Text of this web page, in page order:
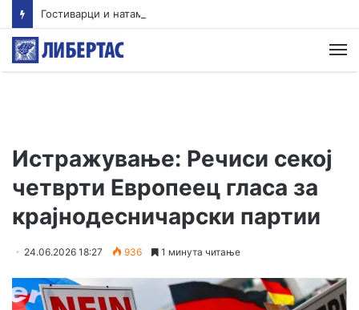
Гостиварци и натаму без пивка вода
Истражување: Речиси секој
четврти Европеец гласа за
крајнодесничарски партии
24.06.2026 18:27 936 1 минута читање